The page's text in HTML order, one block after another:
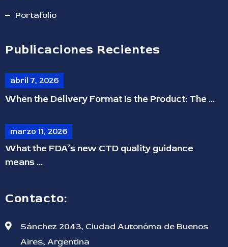
Portafolio
Publicaciones Recientes
abril 7, 2026
When the Delivery Format Is the Product: The ...
marzo 11, 2026
What the FDA’s new CTD quality guidance
means ...
Contacto:
Sánchez 2043, Ciudad Autonóma de Buenos
Aires, Argentina